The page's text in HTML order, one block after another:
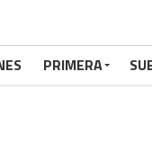
PRIMERA